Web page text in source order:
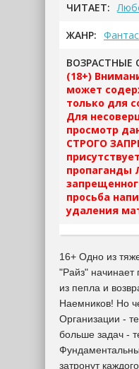
ЧИТАЕТ:
ЖАНР:
ВОЗРАСТНЫЕ
(18+)
может
только для
Для
просмотр
СТРОГО
пропаганды
просьба
удаления
16+ Одно из
"Райз" начинает
из пепла и
Наемников! Но
Организации -
больше задач -
затронут